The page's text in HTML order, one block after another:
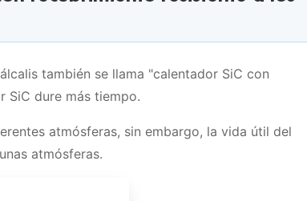
calentador SiC
resistente a los álcalis:
pueden ser añadidas con recubrimiento
también se llama "calentador SiC con
SiC dure más tiempo.
atmósferas, sin embargo, la vida útil del
atmósferas.